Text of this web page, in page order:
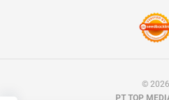
© 2026
PT TOP